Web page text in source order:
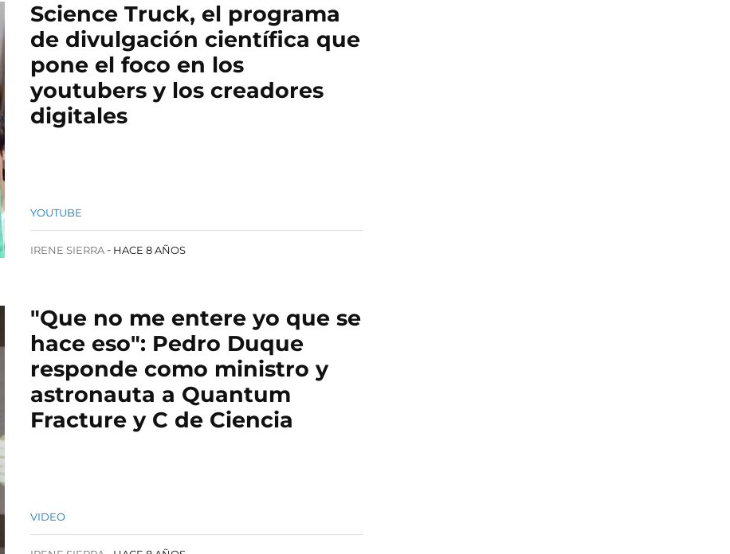
Science Truck, el programa
de divulgación científica que
pone el foco en los
youtubers y los creadores
digitales
YOUTUBE
IRENE SIERRA HACE 8 AÑOS
"Que no me entere yo que se
hace eso": Pedro Duque
responde como ministro y
astronauta a Quantum
Fracture y C de Ciencia
VIDEO